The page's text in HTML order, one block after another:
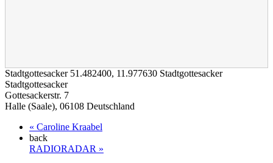
Karte wird geladen - bitte warten...
Stadtgottesacker 51.482400, 11.977630 Stadtgottesacker
Stadtgottesacker
Gottesackerstr. 7
Halle (Saale), 06108 Deutschland
« Caroline Kraabel
back
RADIORADAR »